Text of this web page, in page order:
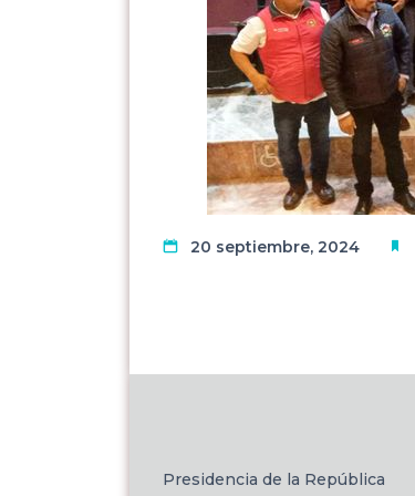
20 septiembre, 2024
Presidencia de la República